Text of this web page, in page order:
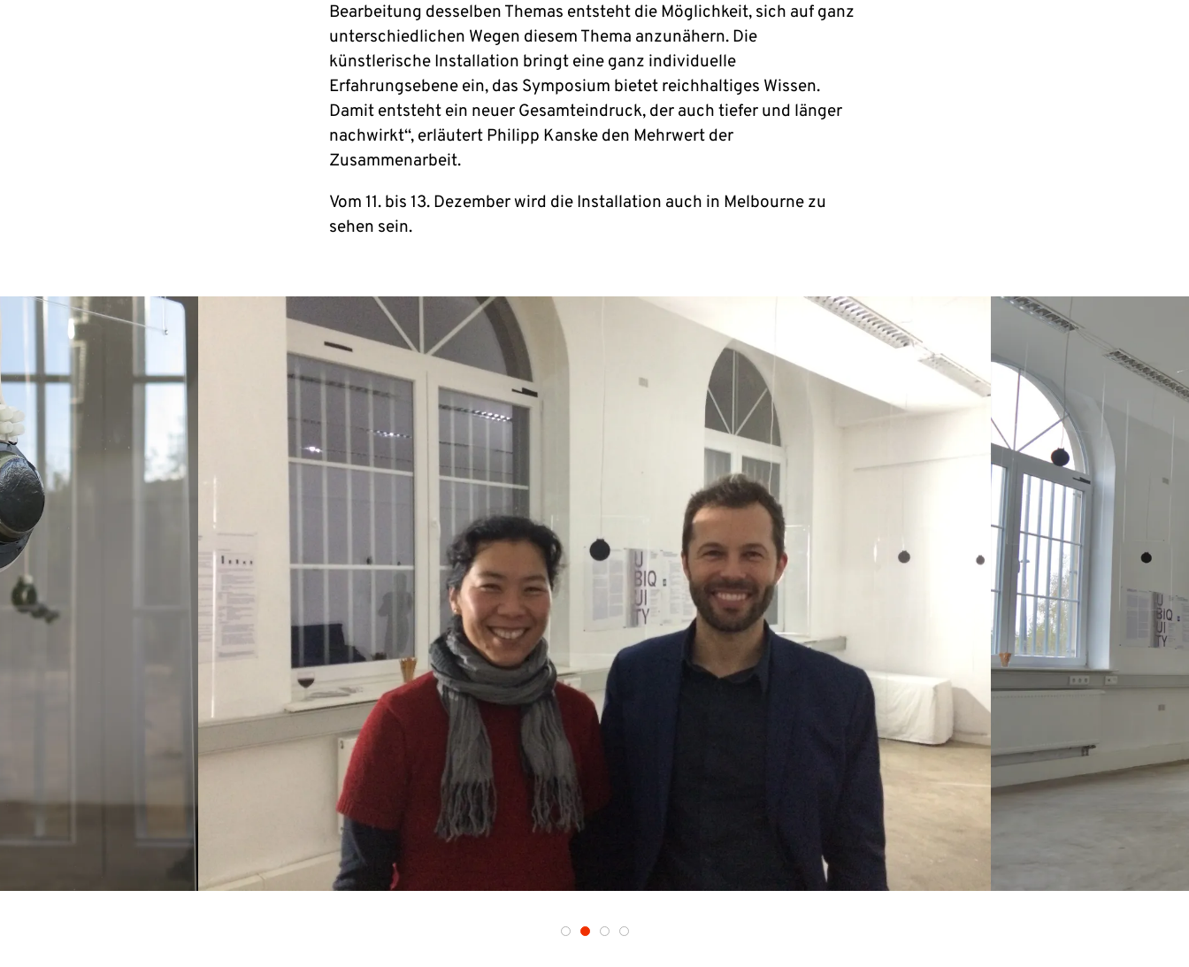
Bearbeitung desselben Themas entsteht die Möglichkeit, sich auf ganz
unterschiedlichen Wegen diesem Thema anzunähern. Die
künstlerische Installation bringt eine ganz individuelle
Erfahrungsebene ein, das Symposium bietet reichhaltiges Wissen.
Damit entsteht ein neuer Gesamteindruck, der auch tiefer und länger
nachwirkt“, erläutert Philipp Kanske den Mehrwert der
Zusammenarbeit.
Vom 11. bis 13. Dezember wird die Installation auch in Melbourne zu
sehen sein.